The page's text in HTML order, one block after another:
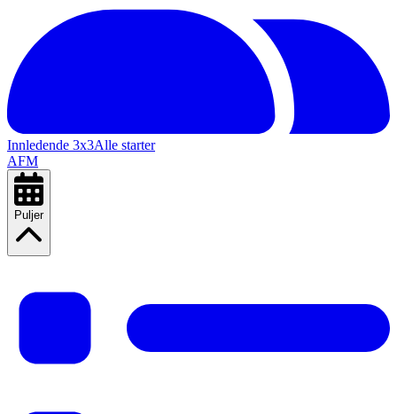
Innledende 3x3Alle starter
AFM
Puljer